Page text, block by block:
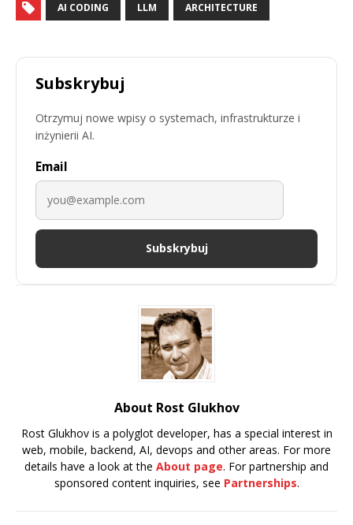
AI CODING LLM ARCHITECTURE
Subskrybuj
Otrzymuj nowe wpisy o systemach, infrastrukturze i
inżynierii AI.
Email
Subskrybuj
About Rost Glukhov
Rost Glukhov is a polyglot developer, has a special interest in
web, mobile, backend, AI, devops and other areas. For more
details have a look at the About page. For partnership and
sponsored content inquiries, see Partnerships.